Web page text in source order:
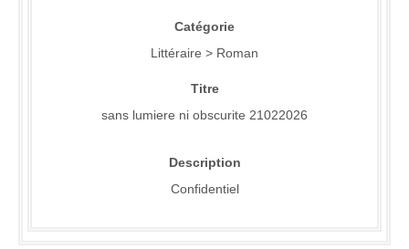
Catégorie
Littéraire > Roman
Titre
sans lumiere ni obscurite 21022026
Description
Confidentiel